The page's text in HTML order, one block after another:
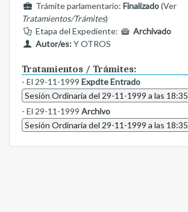
Trámite parlamentario: Finalizado(Ver
Tratamientos/Trámites)
Etapa del Expediente:
Archivado
Autor/es:Y OTROS
Tratamientos / Trámites:
- El 29-11-1999 Expdte Entrado
Sesión Ordinaria del 29-11-1999 a las 18:35
- El 29-11-1999 Archivo
Sesión Ordinaria del 29-11-1999 a las 18:35